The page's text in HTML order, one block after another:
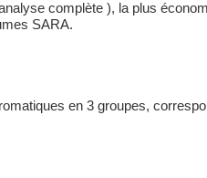
complète ), la plus
SARA.
en 3 groupes,